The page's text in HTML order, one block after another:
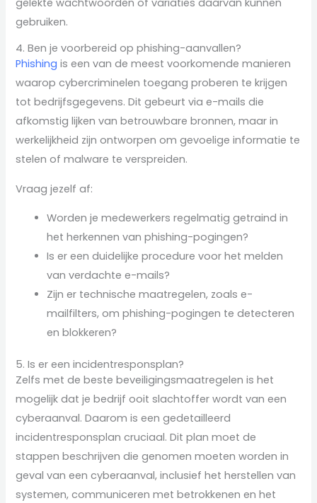
gebruiken.
4. Ben je voorbereid op phishing-aanvallen?
Phishing is een van de meest voorkomende manieren
waarop cybercriminelen toegang proberen te krijgen
tot bedrijfsgegevens. Dit gebeurt via e-mails die
afkomstig lijken van betrouwbare bronnen, maar in
werkelijkheid zijn ontworpen om gevoelige informatie te
stelen of malware te verspreiden.
Vraag jezelf af:
Worden je medewerkers regelmatig getraind in
het herkennen van phishing-pogingen?
Is er een duidelijke procedure voor het melden
van verdachte e-mails?
Zijn er technische maatregelen, zoals e-
mailfilters, om phishing-pogingen te detecteren
en blokkeren?
5. Is er een incidentresponsplan?
Zelfs met de beste beveiligingsmaatregelen is het
mogelijk dat je bedrijf ooit slachtoffer wordt van een
cyberaanval. Daarom is een gedetailleerd
incidentresponsplan cruciaal. Dit plan moet de
stappen beschrijven die genomen moeten worden in
geval van een cyberaanval, inclusief het herstellen van
systemen, communiceren met betrokkenen en het